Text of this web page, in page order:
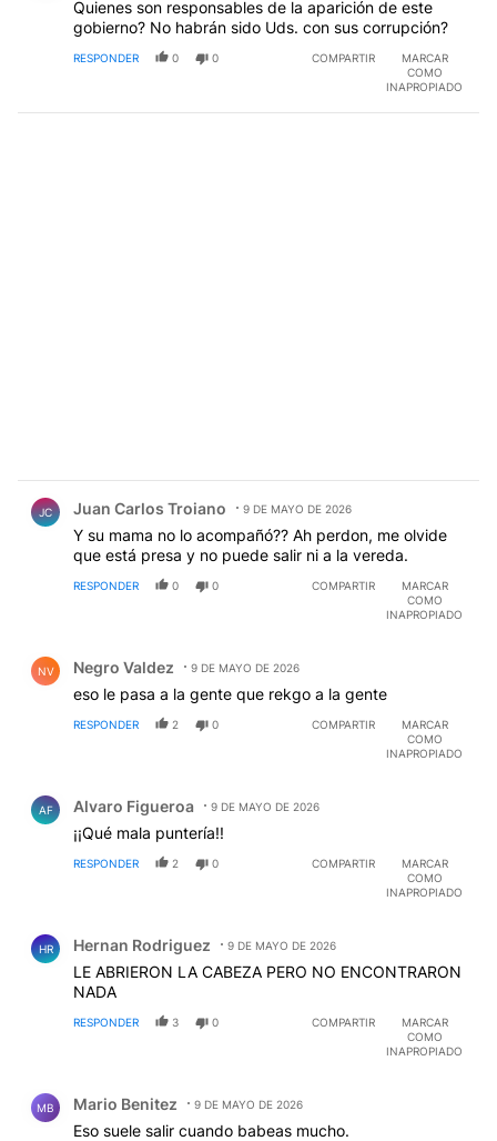
Quienes son responsables de la aparición de este
gobierno? No habrán sido Uds. con sus corrupción?
RESPONDER 0 0 COMPARTIR
MARCAR
COMO
INAPROPIADO
JC Juan Carlos Troiano 9 DE MAYO DE 2026
Y su mama no lo acompañó?? Ah perdon, me olvide
que está presa y no puede salir ni a la vereda.
RESPONDER 0 0 COMPARTIR
MARCAR
COMO
INAPROPIADO
NV Negro Valdez 9 DE MAYO DE 2026
eso le pasa a la gente que rekgo a la gente
RESPONDER 2 0 COMPARTIR
MARCAR
COMO
INAPROPIADO
AF Alvaro Figueroa 9 DE MAYO DE 2026
¡¡Qué mala puntería!!
RESPONDER 2 0 COMPARTIR
MARCAR
COMO
INAPROPIADO
HR Hernan Rodriguez 9 DE MAYO DE 2026
LE ABRIERON LA CABEZA PERO NO ENCONTRARON
NADA
RESPONDER 3 0 COMPARTIR
MARCAR
COMO
INAPROPIADO
MB Mario Benitez 9 DE MAYO DE 2026
Eso suele salir cuando babeas mucho.